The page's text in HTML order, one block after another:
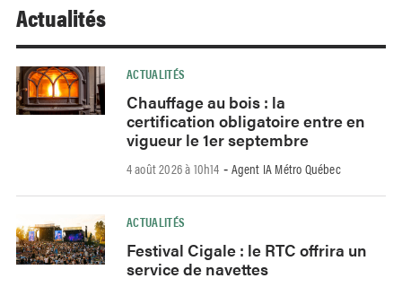
Actualités
ACTUALITÉS
Chauffage au bois : la
certification obligatoire entre en
vigueur le 1er septembre
4 août 2026 à 10h14 - Agent IA Métro Québec
ACTUALITÉS
Festival Cigale : le RTC offrira un
service de navettes